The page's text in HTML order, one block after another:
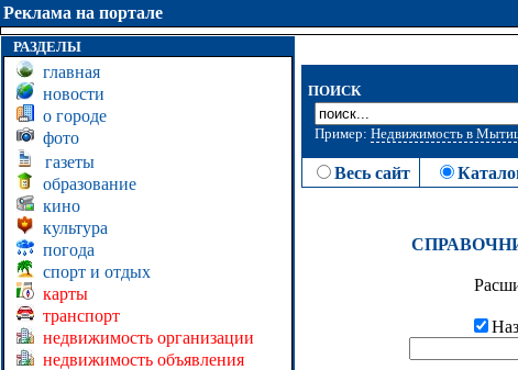
Реклама на портале
РАЗДЕЛЫ
главная
новости
о городе
фото
газеты
образование
кино
культура
погода
спорт и отдых
карты
транспорт
недвижимость организации
недвижимость объявления
ПОИСК
Пример: Недвижимость в
Весь сайт